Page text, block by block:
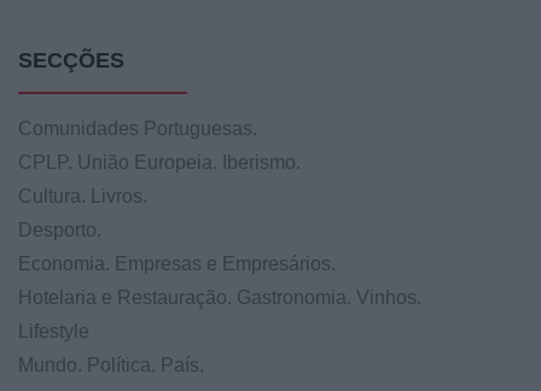
SECÇÕES
Comunidades Portuguesas.
CPLP. União Europeia. Iberismo.
Cultura. Livros.
Desporto.
Economia. Empresas e Empresários.
Hotelaria e Restauração. Gastronomia. Vinhos.
Lifestyle
Mundo. Política. País.